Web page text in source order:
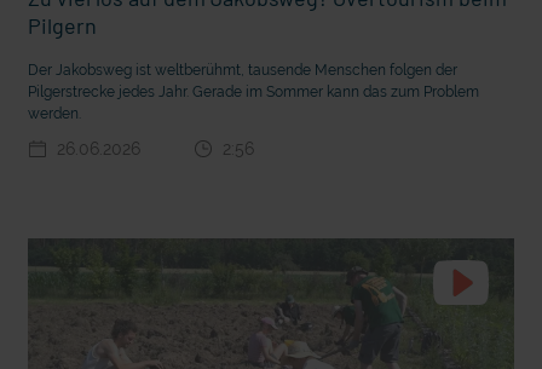
Ostern erleben wie vor 2000 Jahren in Jerusalem
Pilgern
Der Jakobsweg ist weltberühmt, tausende Menschen folgen der
Pilgerstrecke jedes Jahr. Gerade im Sommer kann das zum Problem
werden.
26.06.2026 2:56